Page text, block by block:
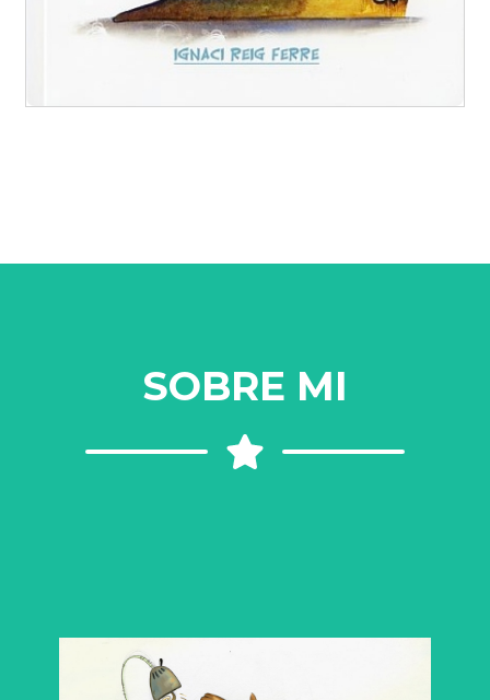
SOBRE MI